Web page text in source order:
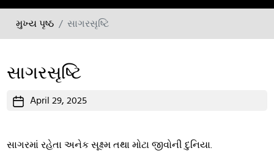
મુખ્ય પૃષ્ઠ સાગરસૃષ્ટિ
સાગરસૃષ્ટિ
PostApril 29, 2025
સાગરમાં રહેતા અનેક સૂક્ષ્મ તથા મોટા જીવોની દુનિયા.